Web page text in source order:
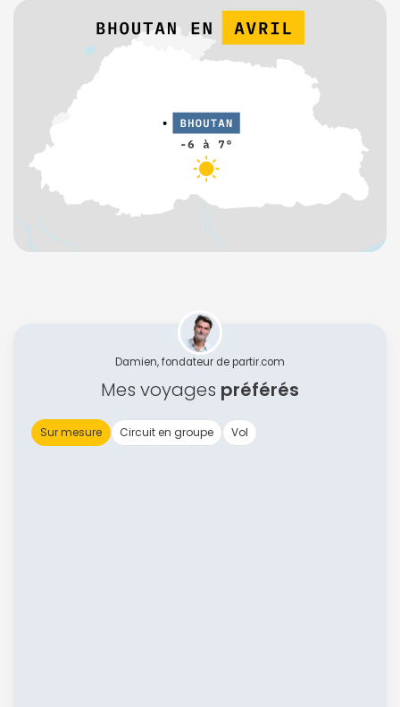
Damien, fondateur de partir.com
Mes voyages préférés
Sur mesure Circuit en groupe Vol